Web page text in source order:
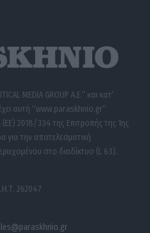
MEDIA GROUP A.E.” και κατ’
αυτή “www.paraskhnio.gr”
2018/334 της Επιτροπής της 1ης
για την αποτελεσματική
στο διαδίκτυο (L 63).
262047